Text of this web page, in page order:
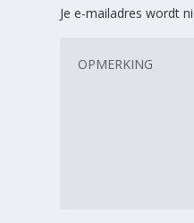
Je e-mailadres wordt